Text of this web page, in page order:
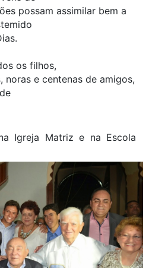
possam assimilar bem a
os filhos,
noras e centenas de amigos,
Igreja Matriz e na Escola